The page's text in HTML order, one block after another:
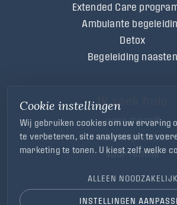
Cookie instellingen
Wij gebruiken cookies om uw ervaring
te verbeteren, site analyses uit te
marketing te tonen. U kiest zelf welke
ALLEEN NOODZAKELIJK
INSTELLINGEN
Extended Care
Ambulante
Detox
Begeleiding naasten
voor mezelf
voor mijn cliënt
voor familie